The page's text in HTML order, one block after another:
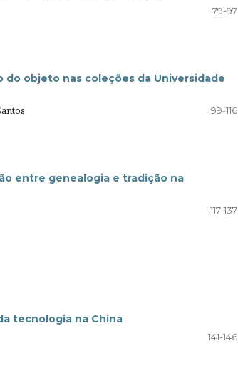
79-97
objeto nas coleções da Universidade
99-116
entre genealogia e tradição na
117-137
tecnologia na China
141-146